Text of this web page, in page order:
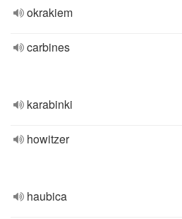
okrakiem
carbines
karabinki
howitzer
haubica